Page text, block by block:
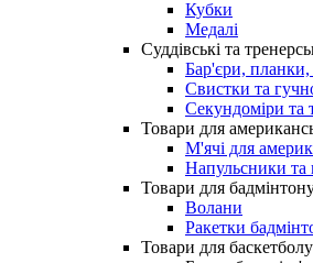
Кубки
Медалі
Суддівські та
Бар'єри, планки,
Свистки та
Секундоміри та
Товари для
М'ячі для
Напульсники та
Товари для
Волани
Ракетки
Товари для баскетболу